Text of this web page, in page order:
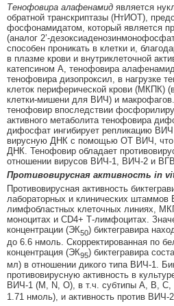
Тенофовира алафенамид является
обратной транскриптазы (НтИОТ),
фосфонамидатом, который является
(аналог 2’-
способен проникать в клетки и,
в плазме крови и внутриклеточной
катепсином A, тенофовира
тенофовира дизопроксил, в нагрузке
клеток периферической крови (МКПК)
клетки-мишени для ВИЧ) и
тенофовир впоследствии
активного метаболита тенофовира
дифосфат ингибирует репликацию ВИЧ
вирусную ДНК с помощью ОТ ВИЧ, что
ДНК. Тенофовир обладает
отношении вирусов ВИЧ-1, ВИЧ-2 и
Противовирусная активность in
Противовирусная активность
лабораторных и клинических штаммов
лимфобластных клеточных линиях,
моноцитах и CD4+ Т-лимфоцитах.
концентрации (ЭК50) биктегравира
до 6.6 нмоль. Скорректированная по
концентрация (ЭК95) биктегравира
мл) в отношении дикого типа ВИЧ-1.
противовирусную активность в
ВИЧ-1 (M, N, O), в т.ч. субтипы A, B,
1.71 нмоль), и активность против ВИЧ-